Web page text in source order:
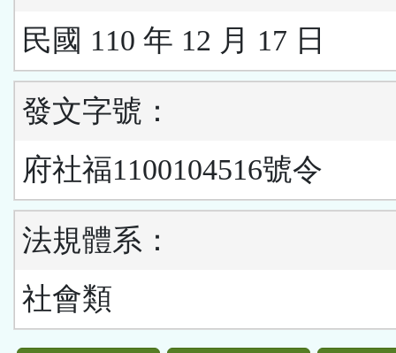
民國 110 年 12 月 17 日
發文字號：
府社福1100104516號令
法規體系：
社會類